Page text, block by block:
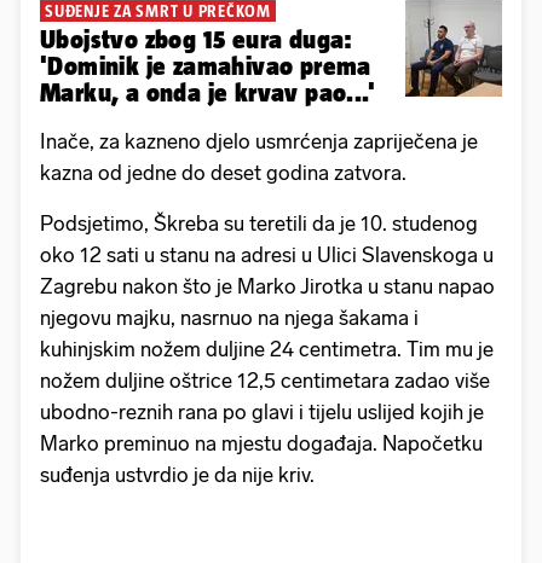
SUĐENJE ZA SMRT U PREČKOM
Ubojstvo zbog 15 eura duga:
'Dominik je zamahivao prema
Marku, a onda je krvav pao...'
Inače, za kazneno djelo usmrćenja zapriječena je
kazna od jedne do deset godina zatvora.
Podsjetimo, Škreba su teretili da je 10. studenog
oko 12 sati u stanu na adresi u Ulici Slavenskoga u
Zagrebu nakon što je Marko Jirotka u stanu napao
njegovu majku, nasrnuo na njega šakama i
kuhinjskim nožem duljine 24 centimetra. Tim mu je
nožem duljine oštrice 12,5 centimetara zadao više
ubodno-reznih rana po glavi i tijelu uslijed kojih je
Marko preminuo na mjestu događaja. Napočetku
suđenja ustvrdio je da nije kriv.